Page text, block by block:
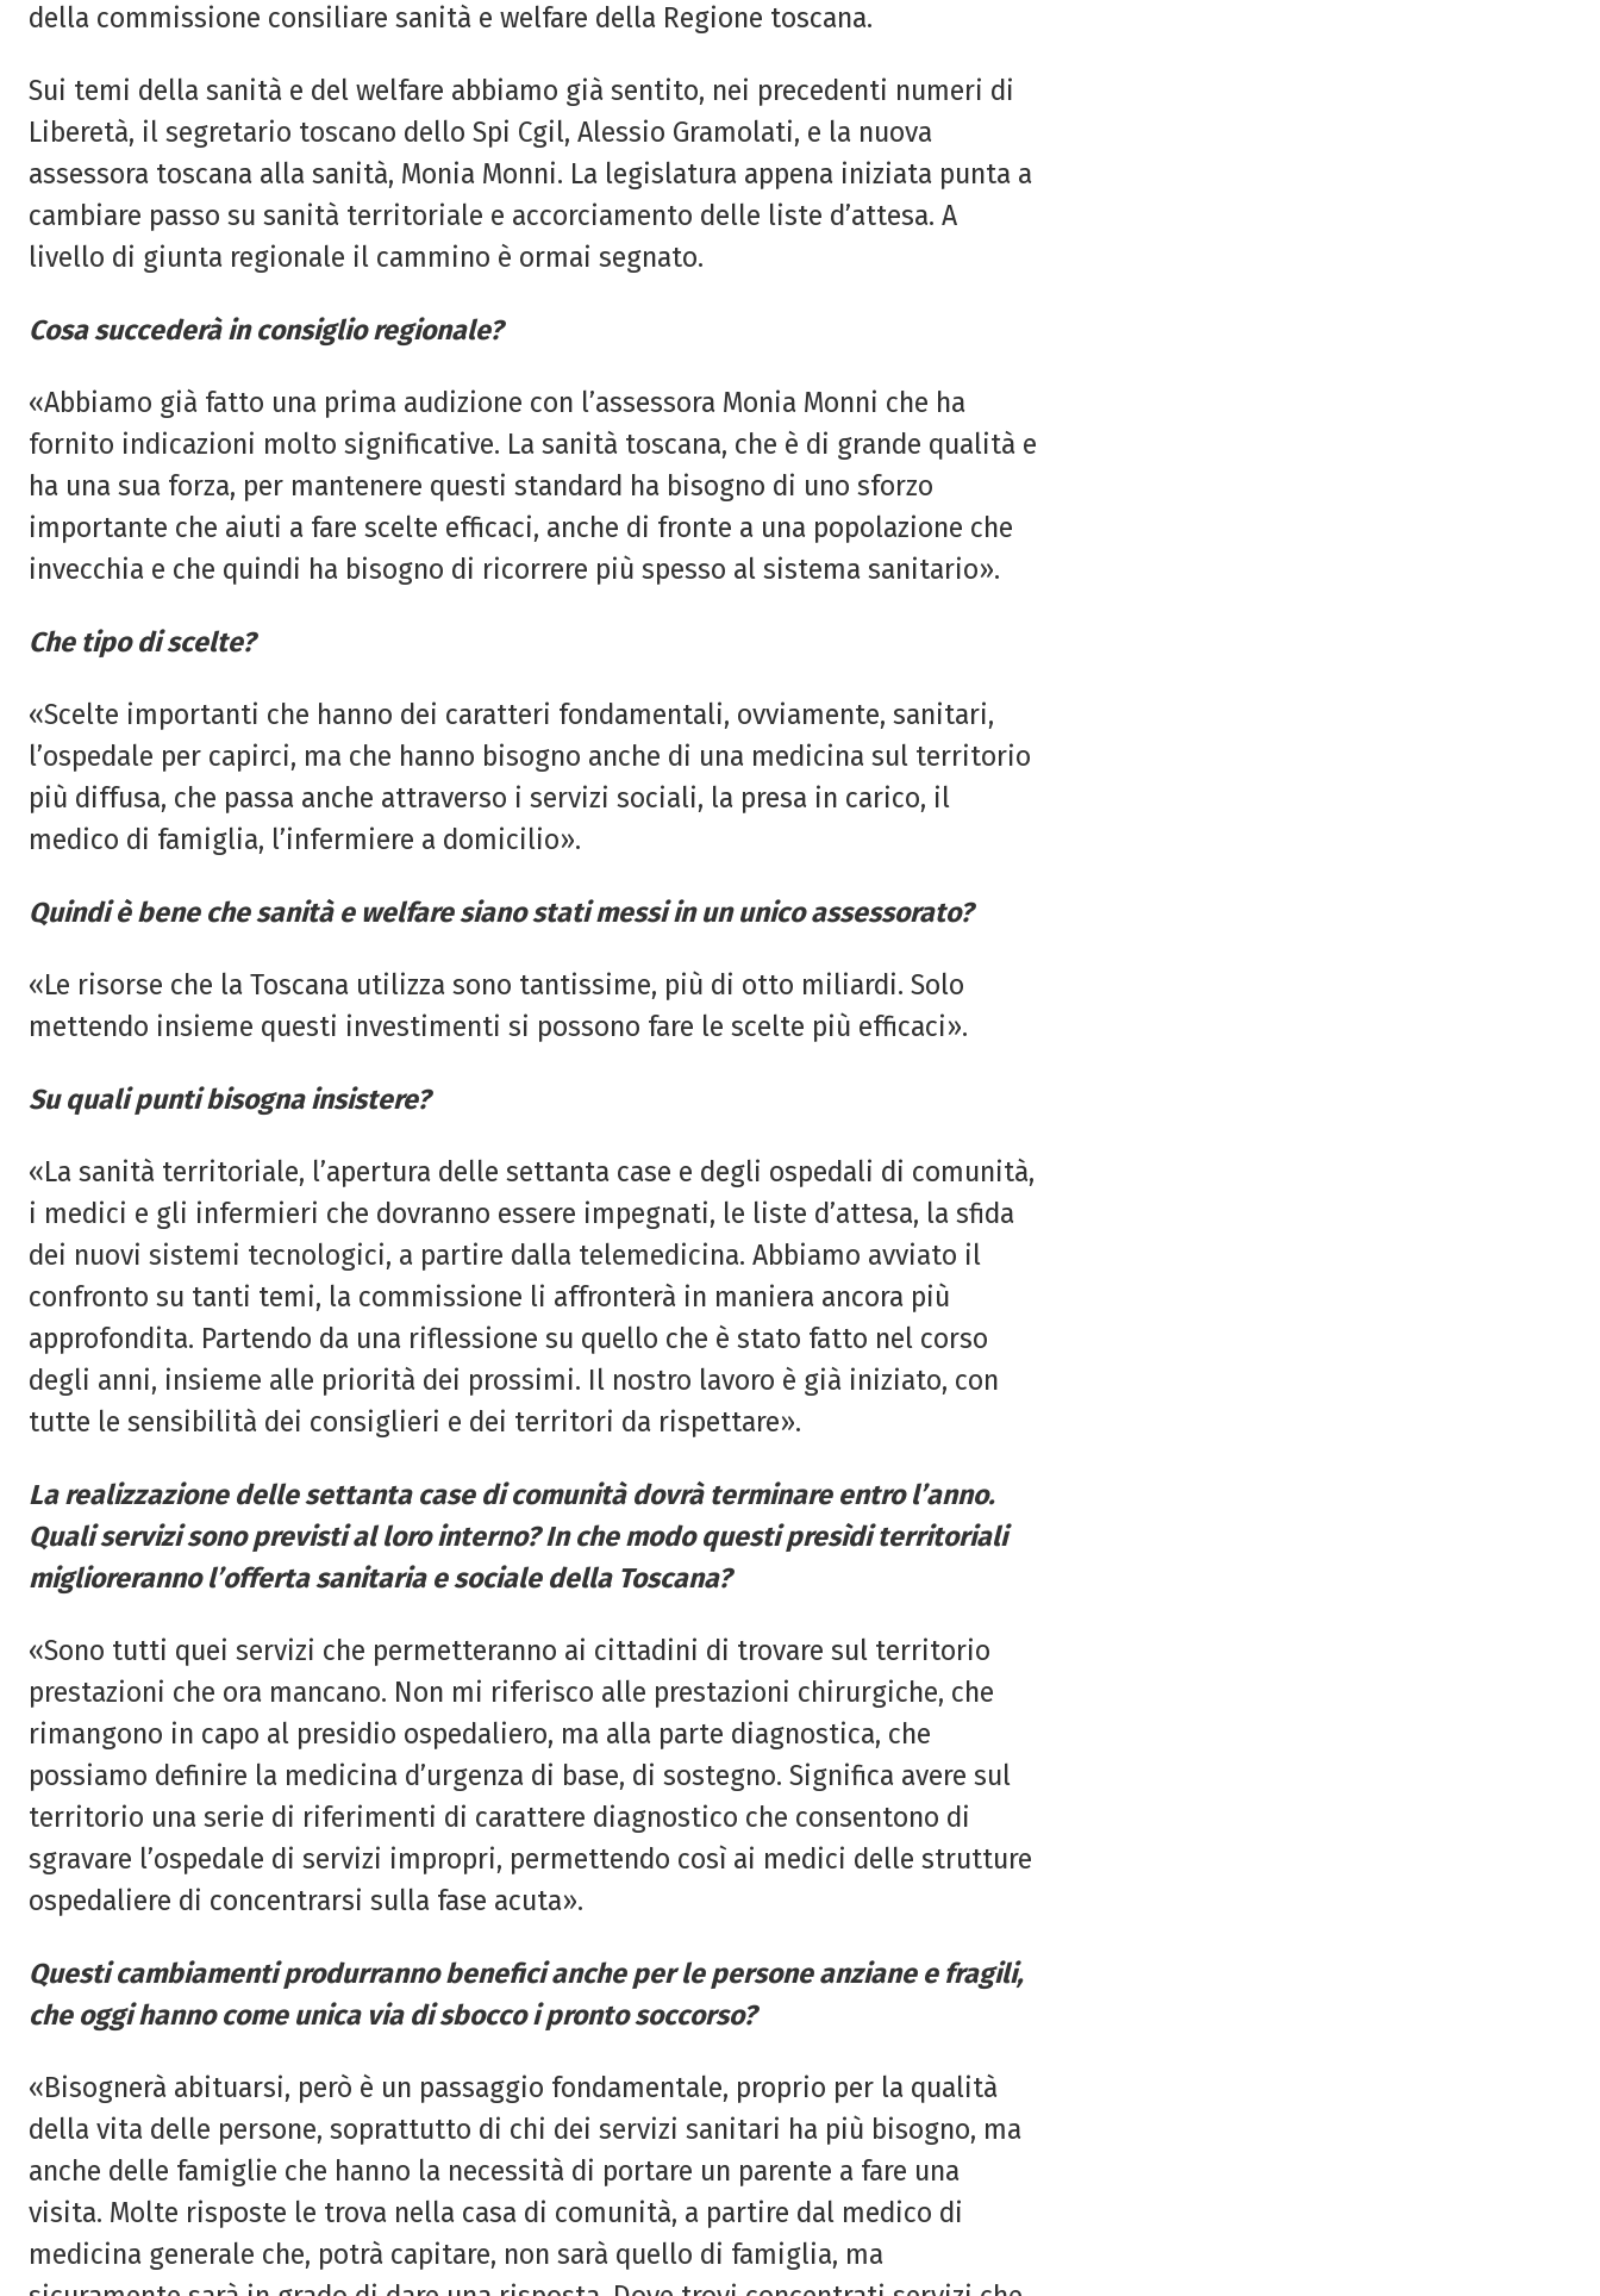
della commissione consiliare sanità e welfare della Regione toscana.
Sui temi della sanità e del welfare abbiamo già sentito, nei precedenti numeri di
Liberetà, il segretario toscano dello Spi Cgil, Alessio Gramolati, e la nuova
assessora toscana alla sanità, Monia Monni. La legislatura appena iniziata punta a
cambiare passo su sanità territoriale e accorciamento delle liste d’attesa. A
livello di giunta regionale il cammino è ormai segnato.
Cosa succederà in consiglio regionale?
«Abbiamo già fatto una prima audizione con l’assessora Monia Monni che ha
fornito indicazioni molto significative. La sanità toscana, che è di grande qualità e
ha una sua forza, per mantenere questi standard ha bisogno di uno sforzo
importante che aiuti a fare scelte efficaci, anche di fronte a una popolazione che
invecchia e che quindi ha bisogno di ricorrere più spesso al sistema sanitario».
Che tipo di scelte?
«Scelte importanti che hanno dei caratteri fondamentali, ovviamente, sanitari,
l’ospedale per capirci, ma che hanno bisogno anche di una medicina sul territorio
più diffusa, che passa anche attraverso i servizi sociali, la presa in carico, il
medico di famiglia, l’infermiere a domicilio».
Quindi è bene che sanità e welfare sianostati messi in un unico assessorato?
«Le risorse che la Toscana utilizza sono tantissime, più di otto miliardi. Solo
mettendo insieme questi investimenti si possono fare le scelte più efficaci».
Su quali punti bisogna insistere?
«La sanità territoriale, l’apertura delle settanta case e degli ospedali di comunità,
i medici e gli infermieri che dovranno essere impegnati, le liste d’attesa, la sfida
dei nuovi sistemi tecnologici, a partire dalla telemedicina. Abbiamo avviato il
confronto su tanti temi, la commissione li affronterà in maniera ancora più
approfondita. Partendo da una riflessione su quello che è stato fatto nel corso
degli anni, insieme alle priorità dei prossimi. Il nostro lavoro è già iniziato, con
tutte le sensibilità dei consiglieri e dei territori da rispettare».
La realizzazione delle settanta case di comunità dovrà terminare entro l’anno.
Quali servizi sono previsti al loro interno?In che modo questi presìdi territoriali
miglioreranno l’offertasanitaria e sociale della Toscana?
«Sono tutti quei servizi che permetteranno ai cittadini di trovare sul territorio
prestazioni che ora mancano. Non mi riferisco alle prestazioni chirurgiche, che
rimangono in capo al presidio ospedaliero, ma alla parte diagnostica, che
possiamo definire la medicina d’urgenza di base, di sostegno. Significa avere sul
territorio una serie di riferimenti di carattere diagnostico che consentono di
sgravare l’ospedale di servizi impropri, permettendo così ai medici delle strutture
ospedaliere di concentrarsi sulla fase acuta».
Questi cambiamenti produrranno beneficianche per le persone anziane e fragili,
che oggi hanno come unica via di sbocco i pronto soccorso?
«Bisognerà abituarsi, però è un passaggio fondamentale, proprio per la qualità
della vita delle persone, soprattutto di chi dei servizi sanitari ha più bisogno, ma
anche delle famiglie che hanno la necessità di portare un parente a fare una
visita. Molte risposte le trova nella casa di comunità, a partire dal medico di
medicina generale che, potrà capitare, non sarà quello di famiglia, ma